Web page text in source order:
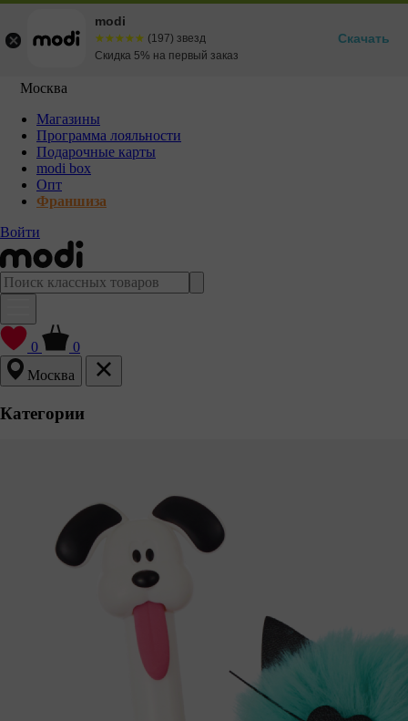
Москва
Магазины
Программа лояльности
Подарочные карты
modi box
Опт
Франшиза
Войти
0
0
Москва
Категории
modi
☆☆☆☆☆
★★★★★ (197) звезд
Скидка 5% на первый заказ
Скачать